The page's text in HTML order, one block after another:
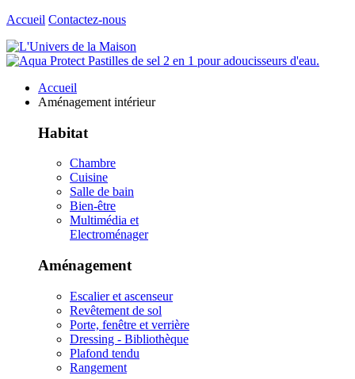
Accueil Contactez-nous
Accueil
Aménagement intérieur
Habitat
Chambre
Cuisine
Salle de bain
Bien-être
Multimédia et
Electroménager
Aménagement
Escalier et ascenseur
Revêtement de sol
Porte, fenêtre et verrière
Dressing - Bibliothèque
Plafond tendu
Rangement